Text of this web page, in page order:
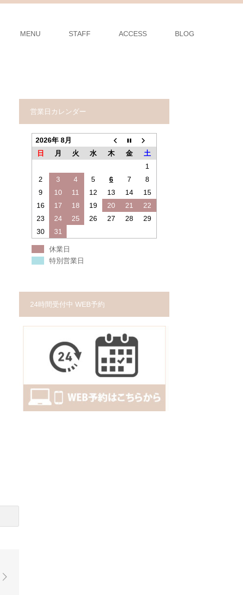
MENU STAFF ACCESS BLOG
営業日カレンダー
2026年 8月
日
月 火 水 木 金
土
1
2
3 4 5 6 7
8
9
10 11 12 13 14
15
16
17 18 19 20 21
22
23
24 25 26 27 28
29
30
31
休業日
特別営業日
24時間受付中 WEB予約